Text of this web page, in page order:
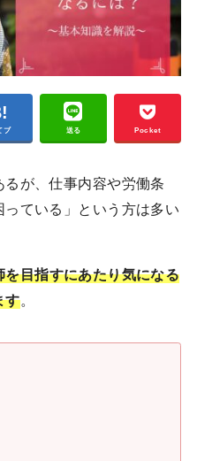
ブ 送る Pocket
るが、仕事内容や労働条
ている」という方は多い
目指すにあたり気になる
す。